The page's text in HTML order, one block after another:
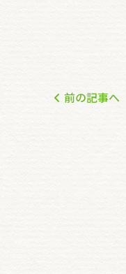
前の記事へ